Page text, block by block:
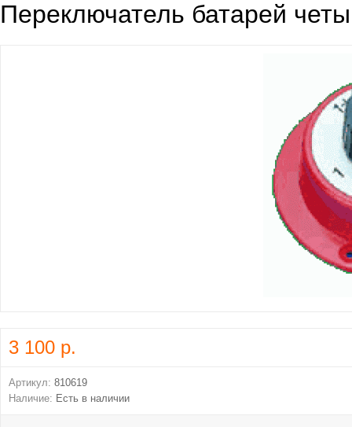
Переключатель батарей
3 100 р.
Артикул: 810619
Наличие: Есть в наличии